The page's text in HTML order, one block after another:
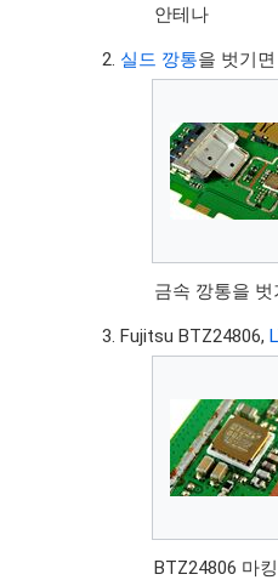
안테나
실드 깡통을 벗기면
금속 깡통을 벗
Fujitsu BTZ24806,
BTZ24806 마킹